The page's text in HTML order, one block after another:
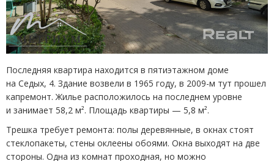
Последняя квартира находится в пятиэтажном доме
на Седых, 4. Здание возвели в 1965 году, в 2009-м тут прошел
капремонт. Жилье расположилось на последнем уровне
и занимает 58,2 м². Площадь квартиры — 5,8 м².
Трешка требует ремонта: полы деревянные, в окнах стоят
стеклопакеты, стены оклеены обоями. Окна выходят на две
стороны. Одна из комнат проходная, но можно